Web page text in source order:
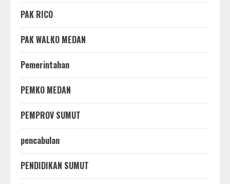
PAK RICO
PAK WALKO MEDAN
Pemerintahan
PEMKO MEDAN
PEMPROV SUMUT
pencabulan
PENDIDIKAN SUMUT